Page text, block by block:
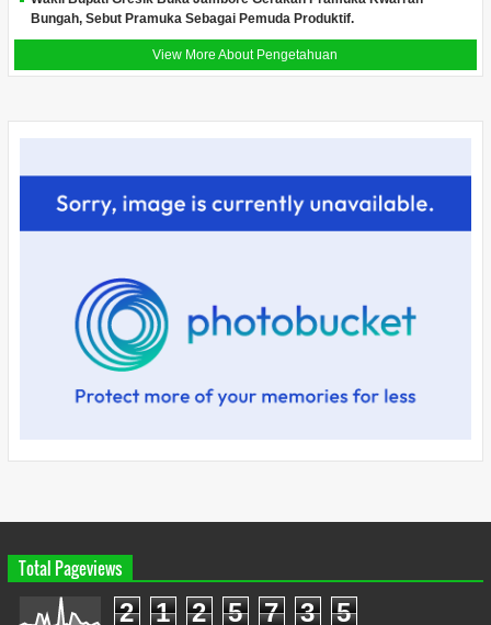
Bungah, Sebut Pramuka Sebagai Pemuda Produktif.
View More About Pengetahuan
Total Pageviews
2 1 2 5 7 3 5